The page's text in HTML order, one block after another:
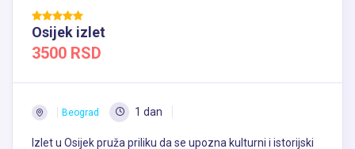
Osijek izlet
3500 RSD
Beograd 1 dan
Izlet u Osijek pruža priliku da se upozna kulturni i istorijski